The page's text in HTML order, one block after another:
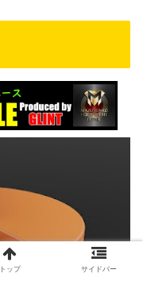
トップ サイドバー